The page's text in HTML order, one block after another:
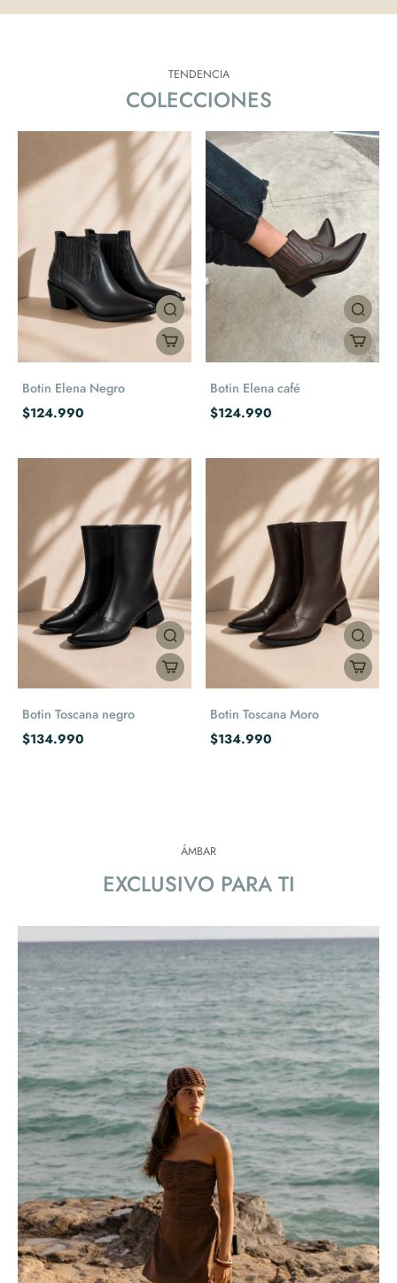
TENDENCIA
COLECCIONES
Botin Elena Negro
$124.990
Botin Elena café
$124.990
Botin Toscana negro
$134.990
Botin Toscana Moro
$134.990
ÁMBAR
EXCLUSIVO PARA TI